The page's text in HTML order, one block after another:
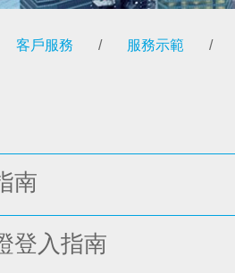
客戶服務 / 服務示範 /
南
登入指南